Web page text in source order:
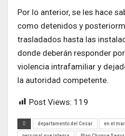
Por lo anterior, se les hace
como detenidos y
trasladados hasta las
donde deberán responder
violencia intrafamiliar y
la autoridad competente.
Post Views: 119
departamento del Cesar en el